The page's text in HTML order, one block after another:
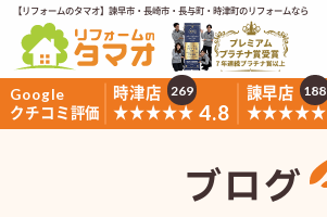
【リフォームのタマオ】諫早市・長崎市・長与町・時津町のリフォームなら
Google
クチコミ評価
時津店
★★★★★ 4.8
269
諫早店
★★★★★
188
ブログ